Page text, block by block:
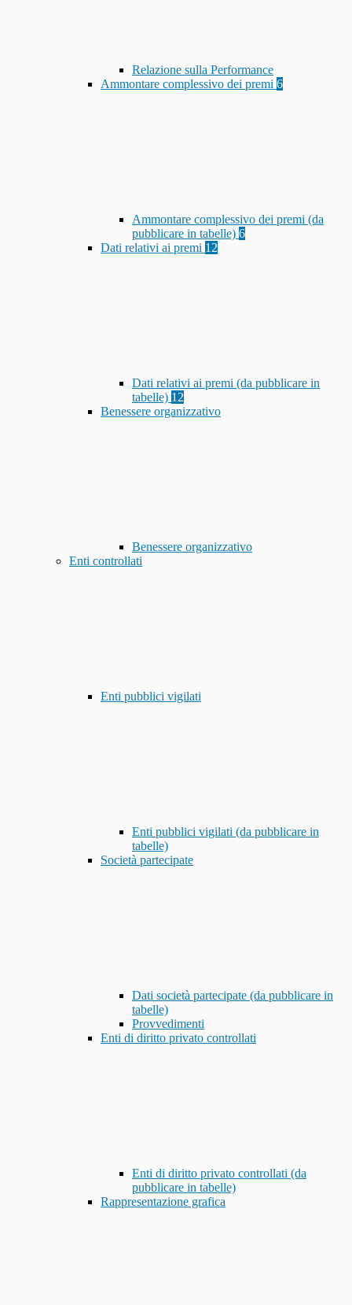
Relazione sulla Performance
Ammontare complessivo dei premi 6
Ammontare complessivo dei premi (da
pubblicare in tabelle) 6
Dati relativi ai premi 12
Dati relativi ai premi (da pubblicare in
tabelle) 12
Benessere organizzativo
Benessere organizzativo
Enti controllati
Enti pubblici vigilati
Enti pubblici vigilati (da pubblicare in
tabelle)
Società partecipate
Dati società partecipate (da pubblicare in
tabelle)
Provvedimenti
Enti di diritto privato controllati
Enti di diritto privato controllati (da
pubblicare in tabelle)
Rappresentazione grafica